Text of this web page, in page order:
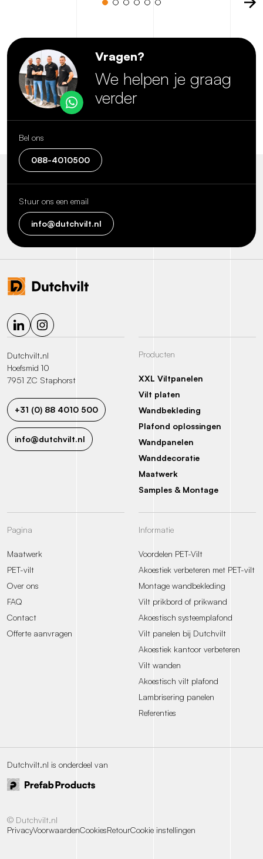
Vragen?
We helpen je graag
verder
Bel ons
088-4010500
Stuur ons een email
info@dutchvilt.nl
Dutchvilt.nl
Hoefsmid 10
7951 ZC Staphorst
+31 (0) 88 4010 500
info@dutchvilt.nl
Producten
XXL Viltpanelen
Vilt platen
Wandbekleding
Plafond oplossingen
Wandpanelen
Wanddecoratie
Maatwerk
Samples & Montage
Pagina
Maatwerk
PET-vilt
Over ons
FAQ
Contact
Offerte aanvragen
Informatie
Voordelen PET-Vilt
Akoestiek verbeteren met PET-vilt
Montage wandbekleding
Vilt prikbord of prikwand
Akoestisch systeemplafond
Vilt panelen bij Dutchvilt
Akoestiek kantoor verbeteren
Vilt wanden
Akoestisch vilt plafond
Lambrisering panelen
Referenties
Dutchvilt.nl is onderdeel van
© Dutchvilt.nl
PrivacyVoorwaardenCookiesRetourCookie instellingen